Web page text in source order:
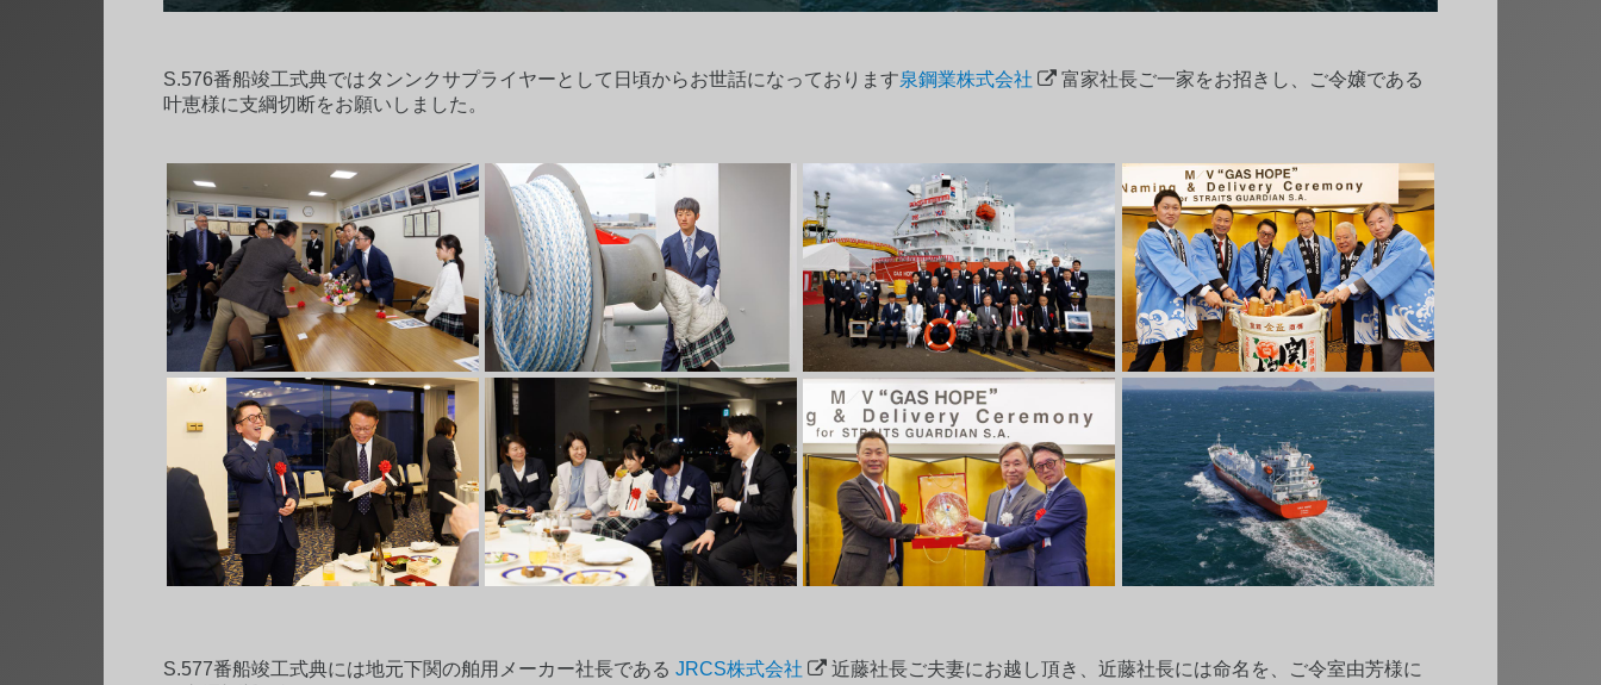
S.576番船竣工式典ではタンンクサプライヤーとして日頃からお世話になっております泉鋼業株式会社
富家社長ご一家をお招きし、ご令嬢である
叶恵様に支綱切断をお願いしました。
S.577番船竣工式典には地元下関の舶用メーカー社長であるJRCS株式会社
近藤社長ご夫妻にお越し頂き、近藤社長には命名を、ご令室由芳様に